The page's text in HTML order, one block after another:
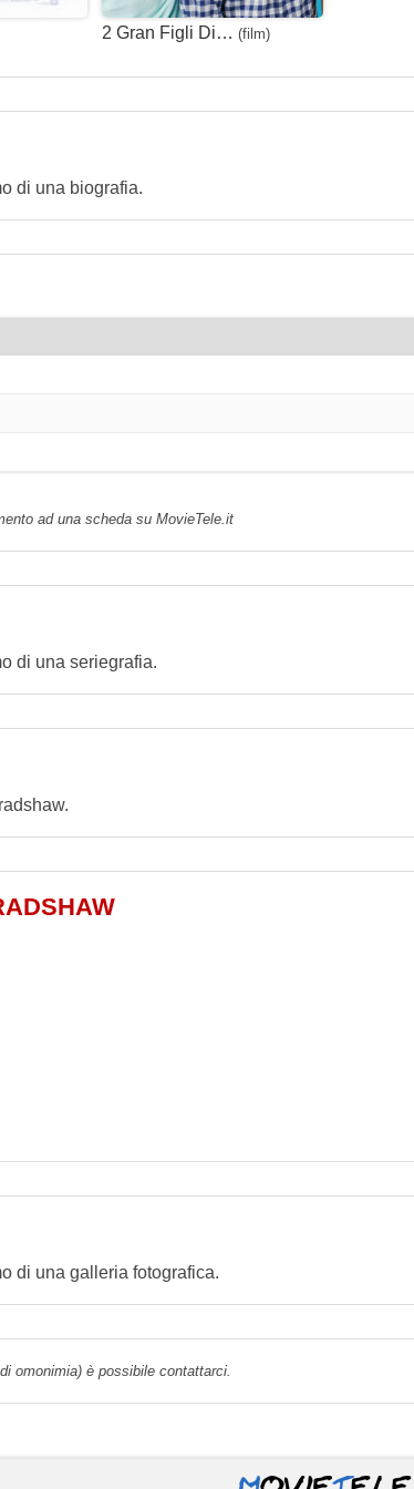
2 Gran Figli Di… (film)
di una biografia.
ad una scheda su MovieTele.it
di una seriegrafia.
di una galleria fotografica.
omonimia) è possibile contattarci.